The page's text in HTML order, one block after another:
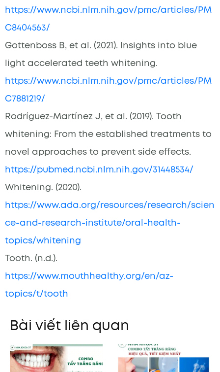
https://www.ncbi.nlm.nih.gov/pmc/articles/PM
C8404563/
Gottenboss B, et al. (2021). Insights into blue
light accelerated teeth whitening.
https://www.ncbi.nlm.nih.gov/pmc/articles/PM
C7881219/
Rodríguez-Martínez J, et al. (2019). Tooth
whitening: From the established treatments to
novel approaches to prevent side effects.
https://pubmed.ncbi.nlm.nih.gov/31448534/
Whitening. (2020).
https://www.ada.org/resources/research/scien
ce-and-research-institute/oral-health-
topics/whitening
Tooth. (n.d.).
https://www.mouthhealthy.org/en/az-
topics/t/tooth
Bài viết liên quan